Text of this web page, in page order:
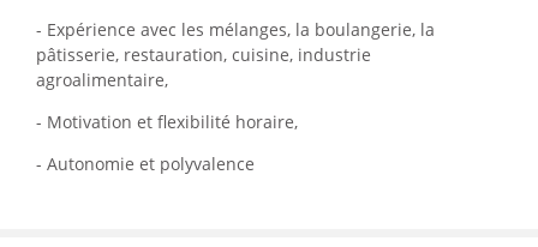
- Expérience avec les mélanges, la boulangerie, la
pâtisserie, restauration, cuisine, industrie
agroalimentaire,
- Motivation et flexibilité horaire,
- Autonomie et polyvalence